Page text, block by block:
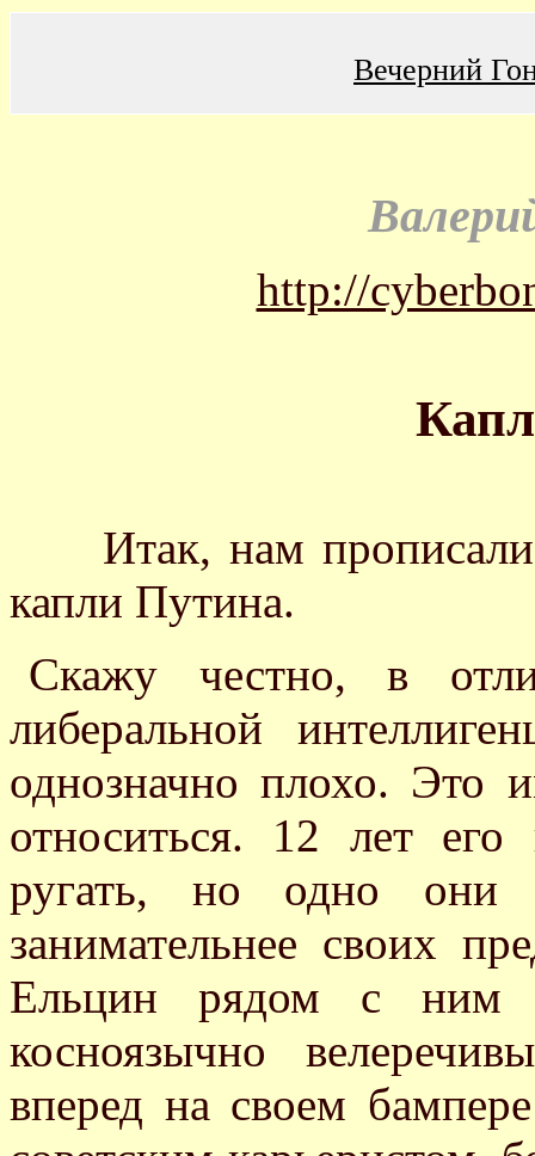
Вечерний
http://
Итак, нам прописали
капли Путина.
Скажу честно, в
либеральной
однозначно плохо.
относиться. 12 лет
ругать, но одно они
занимательнее своих
Ельцин рядом с ним
косноязычно
вперед на своем